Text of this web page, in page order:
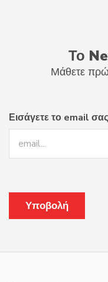
Το
Μάθετε
Εισάγετε το email